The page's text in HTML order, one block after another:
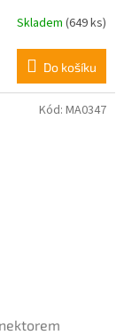
Skladem(649 ks)
Do košíku
Kód: MA0347